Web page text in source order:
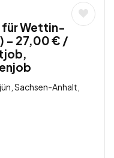
für Wettin-
– 27,00 € /
Sachsen-Anhalt,